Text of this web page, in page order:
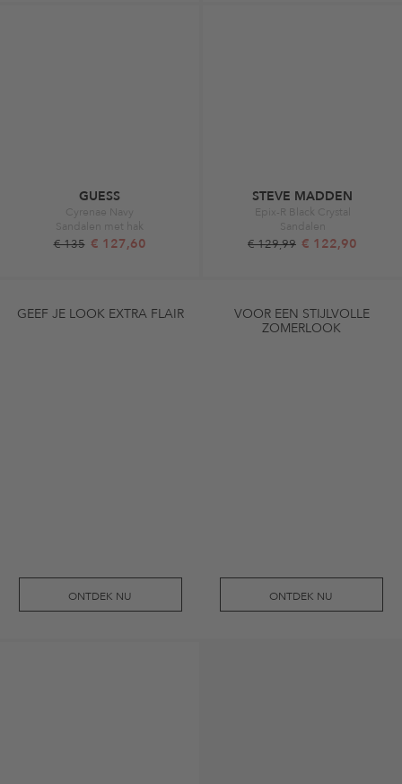
GUESS
Cyrenae Navy
Sandalen met hak
€ 135 € 127,60
STEVE MADDEN
Epix-R Black Crystal
Sandalen
€ 129,99 € 122,90
GEEF JE LOOK EXTRA FLAIR
ONTDEK NU
VOOR EEN STIJLVOLLE
ZOMERLOOK
ONTDEK NU